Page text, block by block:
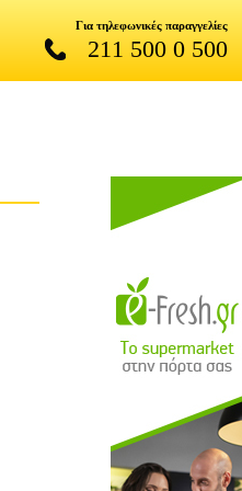
Για τηλεφωνικές παραγγελίες
211 500 0 500